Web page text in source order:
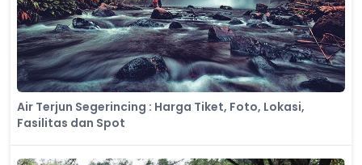
Air Terjun Segerincing : Harga Tiket, Foto, Lokasi,
Fasilitas dan Spot